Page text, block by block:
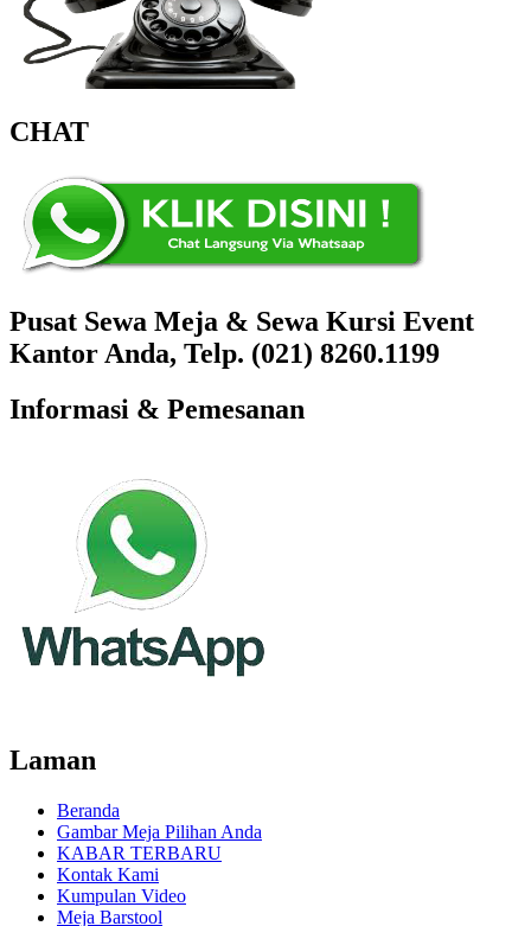
CHAT
Pusat Sewa Meja & Sewa Kursi Event
Kantor Anda, Telp. (021) 8260.1199
Informasi & Pemesanan
Laman
Beranda
Gambar Meja Pilihan Anda
KABAR TERBARU
Kontak Kami
Kumpulan Video
Meja Barstool